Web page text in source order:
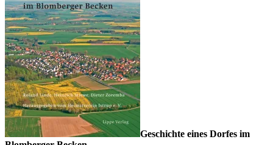
Geschichte eines Dorfes im